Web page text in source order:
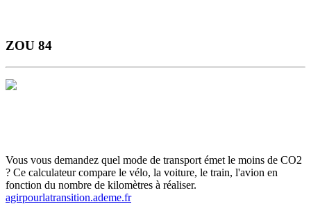
ZOU 84
Vous vous demandez quel mode de transport émet le moins de CO2
? Ce calculateur compare le vélo, la voiture, le train, l'avion en
fonction du nombre de kilomètres à réaliser.
agirpourlatransition.ademe.fr